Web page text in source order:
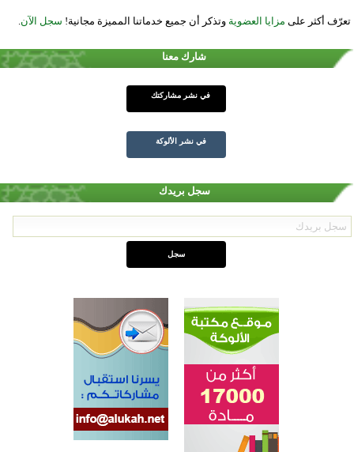
تعرّف أكثر على مزايا العضوية وتذكر أن جميع خدماتنا المميزة مجانية! سجل الآن
شارك معنا
في نشر مشاركتك
في نشر الألوكة
سجل بريدك